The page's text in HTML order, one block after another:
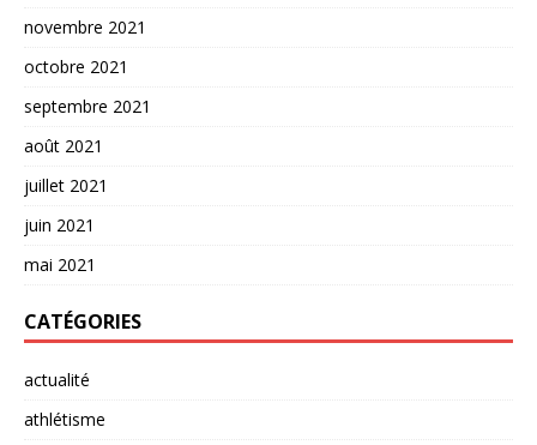
novembre 2021
octobre 2021
septembre 2021
août 2021
juillet 2021
juin 2021
mai 2021
CATÉGORIES
actualité
athlétisme